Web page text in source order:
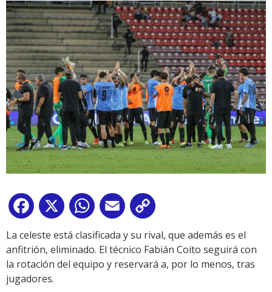
Facebook
X WhatsApp
Email
Link
La celeste está clasificada y su rival, que además es el
anfitrión, eliminado. El técnico Fabián Coito seguirá con
la rotación del equipo y reservará a, por lo menos, tras
jugadores.